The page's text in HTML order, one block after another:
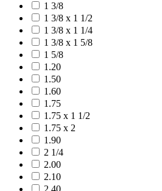
1 3/8
1 3/8 x 1 1/2
1 3/8 x 1 1/4
1 3/8 x 1 5/8
1 5/8
1.20
1.50
1.60
1.75
1.75 x 1 1/2
1.75 x 2
1.90
2 1/4
2.00
2.10